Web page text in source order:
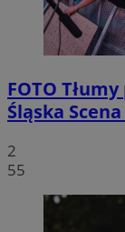
FOTO
Śląska
2
55